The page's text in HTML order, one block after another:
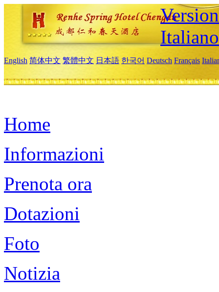
Italiano
English 简体中文 繁體中文 日本語 한국어 Deutsch Français
Home
Informazioni
Prenota ora
Dotazioni
Foto
Notizia